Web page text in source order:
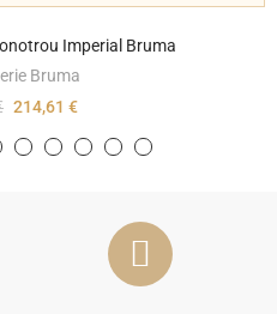
Imperial Bruma
Bruma
214,61 €